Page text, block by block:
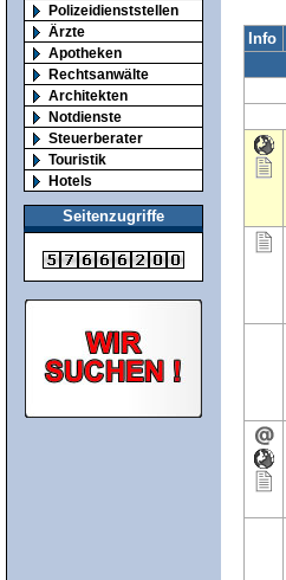
Polizeidienststellen
Ärzte
Apotheken
Rechtsanwälte
Architekten
Notdienste
Steuerberater
Touristik
Hotels
Seitenzugriffe
Info